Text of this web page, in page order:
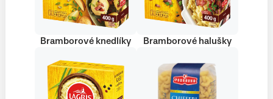
Bramborové knedlíky Bramborové halušky